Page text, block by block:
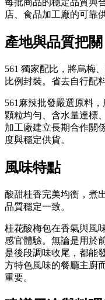
每批商品的穩定品質與
店、食品加工廠的可靠
產地與品質把關
561 獨家配比，將烏梅
比例封裝。省去自行配
561麻辣批發嚴選原料
顆粒均勻、含水量達標
加工廠建立長期合作關
度與穩定供貨。
風味特點
酸甜桂香完美均衡，煮
品質穩定一致。
桂花酸梅包在香氣與風
感官體驗。無論是用於
是後段調味收尾，都能
方特色風味的餐廳主廚
重要。